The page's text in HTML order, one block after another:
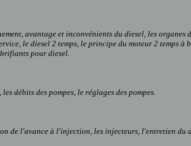
avantage et inconvénients du diesel, les organes
le diesel 2 temps, le principe du moteur 2 temps à
pour diesel.
débits des pompes, le réglages des pompes.
de l'avance à l'injection, les injecteurs, l'entretien du